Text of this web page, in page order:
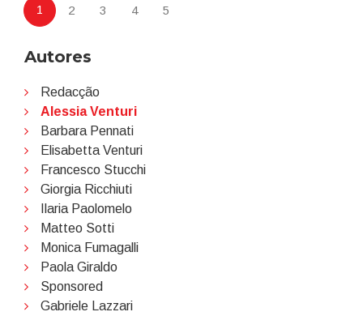
1 2 3 4 5
Autores
Redacção
Alessia Venturi
Barbara Pennati
Elisabetta Venturi
Francesco Stucchi
Giorgia Ricchiuti
Ilaria Paolomelo
Matteo Sotti
Monica Fumagalli
Paola Giraldo
Sponsored
Gabriele Lazzari